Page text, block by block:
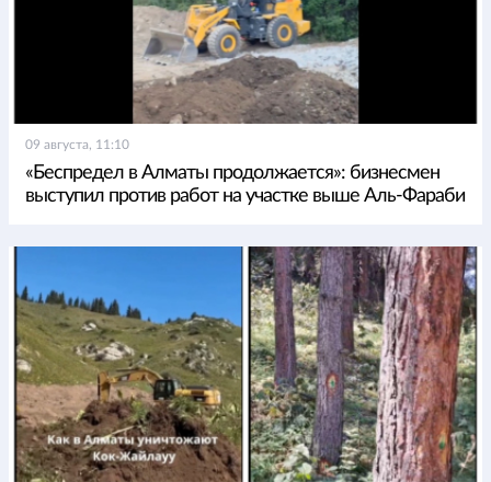
09 августа, 11:10
«Беспредел в Алматы продолжается»: бизнесмен
выступил против работ на участке выше Аль-Фараби